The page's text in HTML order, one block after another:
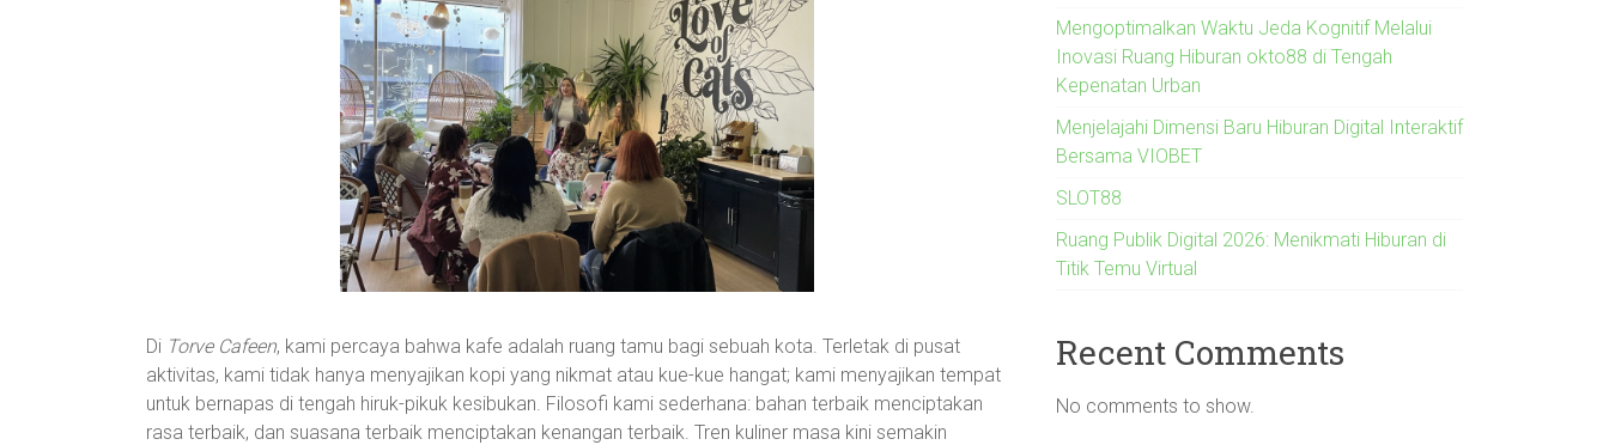
Di Torve Cafeen, kami percaya bahwa kafe adalah ruang tamu bagi sebuah kota. Terletak di pusat
aktivitas, kami tidak hanya menyajikan kopi yang nikmat atau kue-kue hangat; kami menyajikan tempat
untuk bernapas di tengah hiruk-pikuk kesibukan. Filosofi kami sederhana: bahan terbaik menciptakan
rasa terbaik, dan suasana terbaik menciptakan kenangan terbaik. Tren kuliner masa kini semakin
Mengoptimalkan Waktu Jeda Kognitif Melalui
Inovasi Ruang Hiburan okto88 di Tengah
Kepenatan Urban
Menjelajahi Dimensi Baru Hiburan Digital Interaktif
Bersama VIOBET
SLOT88
Ruang Publik Digital 2026: Menikmati Hiburan di
Titik Temu Virtual
Recent Comments
No comments to show.